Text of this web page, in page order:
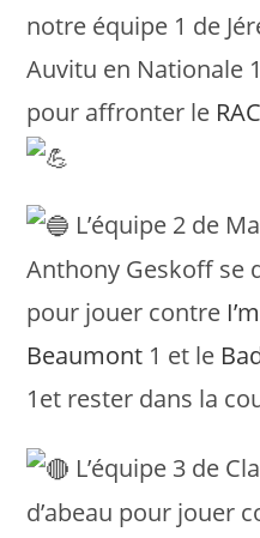
notre équipe 1 de
Auvitu en Nationale
pour affronter le
L’équipe 2 de
Anthony Geskoff se
pour jouer contre
Beaumont 1 et le
1et rester dans la
L’équipe 3 de
d’abeau pour jouer